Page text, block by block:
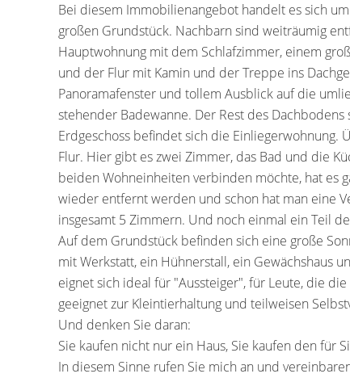
Bei diesem Immobilienangebot handelt es sich
großen Grundstück. Nachbarn sind weiträumig
Hauptwohnung mit dem Schlafzimmer, einem
und der Flur mit Kamin und der Treppe ins
Panoramafenster und tollem Ausblick auf die
stehender Badewanne. Der Rest des
Erdgeschoss befindet sich die Einliegerwohnung.
Flur. Hier gibt es zwei Zimmer, das Bad und die
beiden Wohneinheiten verbinden möchte, hat es
wieder entfernt werden und schon hat man eine
insgesamt 5 Zimmern. Und noch einmal ein Teil
Auf dem Grundstück befinden sich eine große
mit Werkstatt, ein Hühnerstall, ein Gewächshaus
eignet sich ideal für "Aussteiger", für Leute, die
geeignet zur Kleintierhaltung und teilweisen
Und denken Sie daran:
Sie kaufen nicht nur ein Haus, Sie kaufen den für
In diesem Sinne rufen Sie mich an und